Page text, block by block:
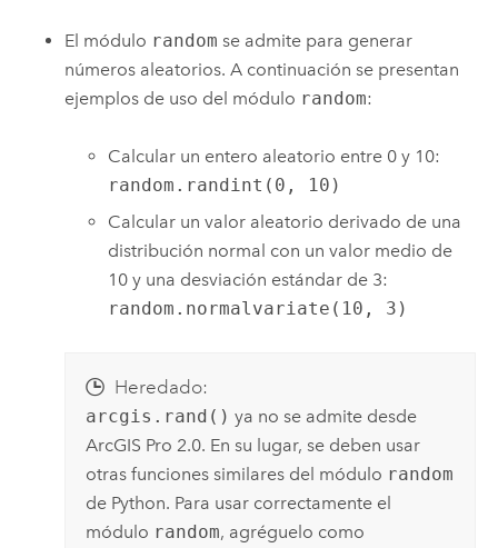
El módulo random se admite para generar
números aleatorios. A continuación se presentan
ejemplos de uso del módulo random:
Calcular un entero aleatorio entre 0 y 10:
random.randint(0, 10)
Calcular un valor aleatorio derivado de una
distribución normal con un valor medio de
10 y una desviación estándar de 3:
random.normalvariate(10, 3)
Heredado:
arcgis.rand() ya no se admite desde
ArcGIS Pro 2.0. En su lugar, se deben usar
otras funciones similares del módulo random
de Python. Para usar correctamente el
módulo random, agréguelo como